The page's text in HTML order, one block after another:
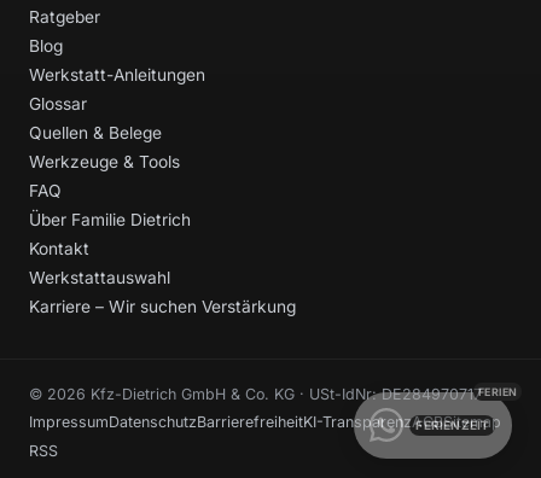
Ratgeber
Blog
Werkstatt-Anleitungen
Glossar
Quellen & Belege
Werkzeuge & Tools
FAQ
Über Familie Dietrich
Kontakt
Werkstattauswahl
Karriere – Wir suchen Verstärkung
© 2026 Kfz-Dietrich GmbH & Co. KG · USt-IdNr: DE284970717
ImpressumDatenschutzBarrierefreiheitKI-TransparenzAGBSitemap
RSS
FERIENZEIT